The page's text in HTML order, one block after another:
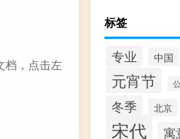
档，点击左
标签
专业 中国
元宵节
冬季 北京
宋代 寓